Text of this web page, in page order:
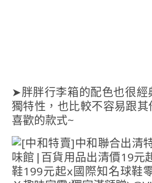
➤胖胖行李箱的配色也很經
獨特性，也比較不容易跟
喜歡的款式~